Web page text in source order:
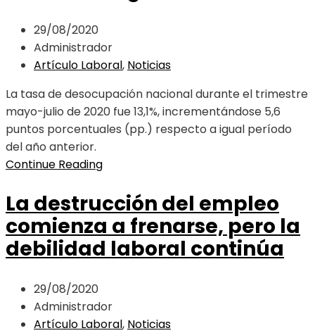
29/08/2020
Administrador
Artículo Laboral, Noticias
La tasa de desocupación nacional durante el trimestre
mayo-julio de 2020 fue 13,1%, incrementándose 5,6
puntos porcentuales (pp.) respecto a igual período
del año anterior.
Continue Reading
La destrucción del empleo
comienza a frenarse, pero la
debilidad laboral continúa
29/08/2020
Administrador
Artículo Laboral, Noticias